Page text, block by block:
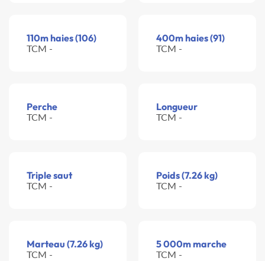
110m haies (106)
TCM -
400m haies (91)
TCM -
Perche
TCM -
Longueur
TCM -
Triple saut
TCM -
Poids (7.26 kg)
TCM -
Marteau (7.26 kg)
TCM -
5 000m marche
TCM -